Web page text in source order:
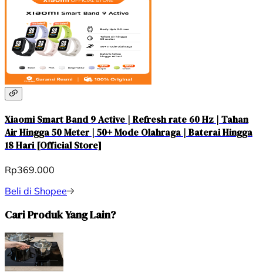
Xiaomi Smart Band 9 Active | Refresh rate 60 Hz | Tahan
Air Hingga 50 Meter | 50+ Mode Olahraga | Baterai Hingga
18 Hari [Official Store]
Rp369.000
Beli di Shopee
Cari Produk Yang Lain?